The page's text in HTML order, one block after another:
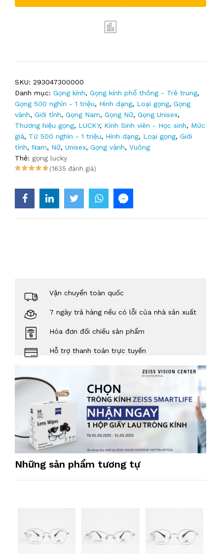
SKU: 293047300000
Danh mục: Gọng kính, Gọng kính phổ thông - Trẻ trung,
Gọng 500 nghìn - 1 triệu, Hình dạng, Loại gọng, Gọng
vành, Giới tính, Gọng Nam, Gọng Nữ, Gọng Unisex,
Thương hiệu gọng, LUCKY, Kính Sinh viên - Học sinh, Mức
giá, Từ 500 nghìn - 1 triệu, Hình dạng, Loại gọng, Giới
tính, Nam, Nữ, Unisex, Gọng vành, Vuông
Thẻ: gọng lucky
(1635 đánh giá)
Vận chuyển toàn quốc
7 ngày trả hàng nếu có lỗi của nhà sản xuất
Hóa đơn đối chiếu sản phẩm
Hỗ trợ thanh toán trực tuyến
Những sản phẩm tương tự